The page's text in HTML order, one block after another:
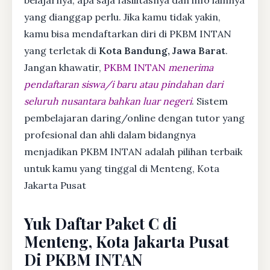
yang dianggap perlu. Jika kamu tidak yakin,
kamu bisa mendaftarkan diri di PKBM INTAN
yang terletak di Kota Bandung, Jawa Barat.
Jangan khawatir, PKBM INTAN menerima
pendaftaran siswa/i baru atau pindahan dari
seluruh nusantara bahkan luar negeri. Sistem
pembelajaran daring/online dengan tutor yang
profesional dan ahli dalam bidangnya
menjadikan PKBM INTAN adalah pilihan terbaik
untuk kamu yang tinggal di Menteng, Kota
Jakarta Pusat
Yuk Daftar Paket C di
Menteng, Kota Jakarta Pusat
Di PKBM INTAN